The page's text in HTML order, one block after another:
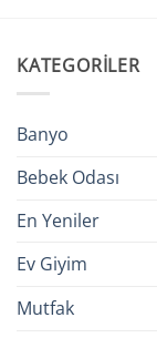
KATEGORILER
Banyo
Bebek Odası
En Yeniler
Ev Giyim
Mutfak